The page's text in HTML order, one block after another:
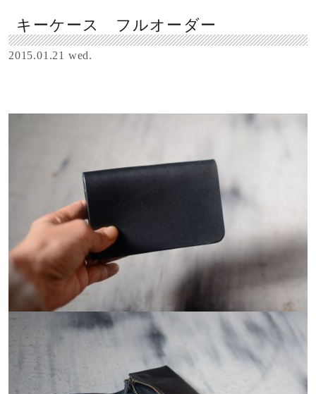
キーケース フルオーダー
2015.01.21 wed.